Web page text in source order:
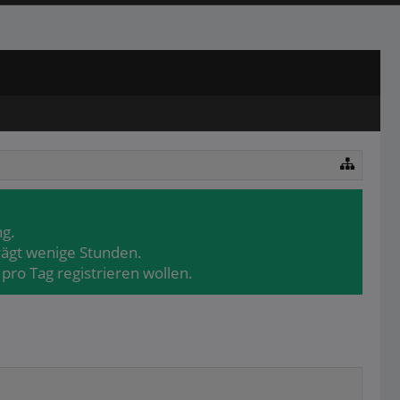
wenige Stunden.
Tag registrieren wollen.